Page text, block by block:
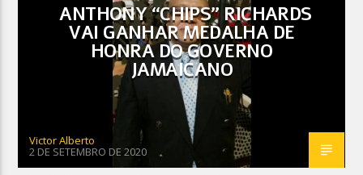
ANTHONY “CHIPS” RICHARDS
VAI GANHAR MEDALHA DE
HONRA DO GOVERNO
JAMAICANO
Victor Alberto
2 DE SETEMBRO DE 2020